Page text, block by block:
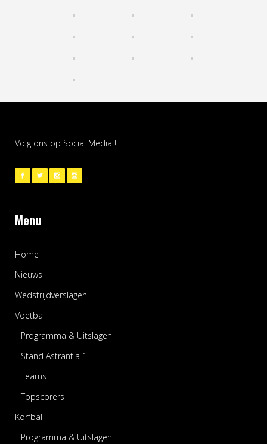
Volg ons op Social Media !!
Menu
Home
Nieuws
Wedstrijdverslagen
Voetbal
Programma & Uitslagen
Stand Astrantia 1
Teams
Topscorers
Korfbal
Programma & Uitslagen